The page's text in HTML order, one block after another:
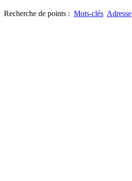
Recherche de points : Mots-clés Adresse